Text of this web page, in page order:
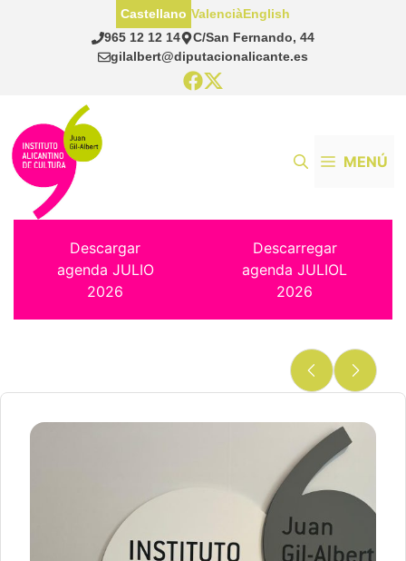
965 12 12 14
C/San Fernando, 44
gilalbert@diputacionalicante.es
Castellano ValenciàEnglish
MENÚ
Descargar
agenda JULIO
2026
Descarregar
agenda JULIOL
2026